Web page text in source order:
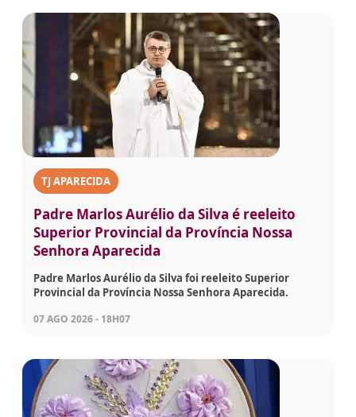
TJ APARECIDA
Padre Marlos Aurélio da Silva é reeleito
Superior Provincial da Província Nossa
Senhora Aparecida
Padre Marlos Aurélio da Silva foi reeleito Superior
Provincial da Província Nossa Senhora Aparecida.
07 AGO 2026 - 18H07